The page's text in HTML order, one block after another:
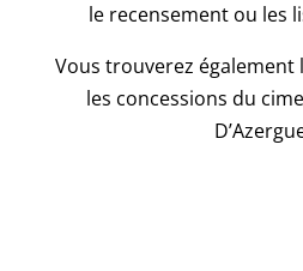
le recensement ou les
Vous trouverez
les concessions du